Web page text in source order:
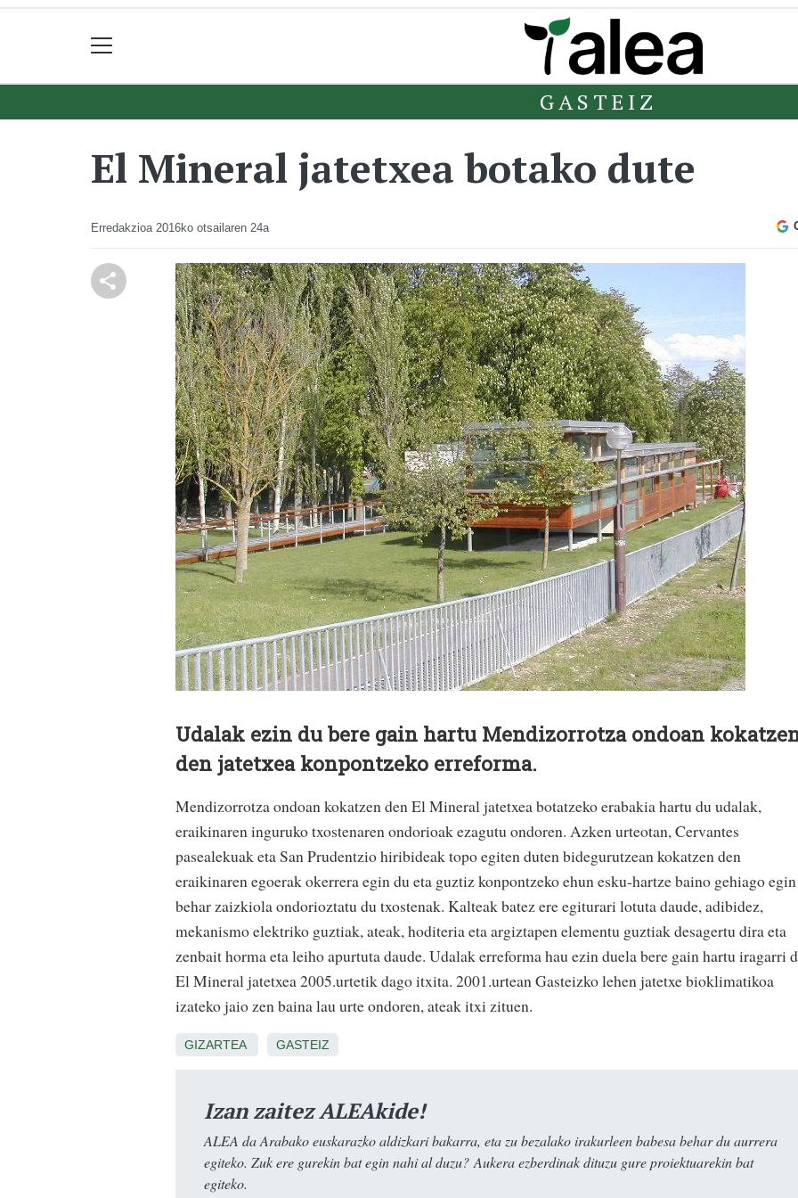
GASTEIZ
El Mineral jatetxea botako dute
Erredakzioa 2016ko otsailaren 24a
Udalak ezin du bere gain hartu Mendizorrotza ondoan
den jatetxea konpontzeko erreforma.
Mendizorrotza ondoan kokatzen den El Mineral jatetxea botatzeko erabakia hartu du udalak,
eraikinaren inguruko txostenaren ondorioak ezagutu ondoren. Azken urteotan, Cervantes
pasealekuak eta San Prudentzio hiribideak topo egiten duten bidegurutzean kokatzen den
eraikinaren egoerak okerrera egin du eta guztiz konpontzeko ehun esku-hartze baino gehiago egin
behar zaizkiola ondorioztatu du txostenak. Kalteak batez ere egiturari lotuta daude, adibidez,
mekanismo elektriko guztiak, ateak, hoditeria eta argiztapen elementu guztiak desagertu dira eta
zenbait horma eta leiho apurtuta daude. Udalak erreforma hau ezin duela bere gain hartu iragarri
El Mineral jatetxea 2005.urtetik dago itxita. 2001.urtean Gasteizko lehen jatetxe bioklimatikoa
izateko jaio zen baina lau urte ondoren, ateak itxi zituen.
GIZARTEA GASTEIZ
Izan zaitez ALEAkide!
ALEA da Arabako euskarazko aldizkari bakarra, eta zu bezalako irakurleen babesa behar du aurrera
egiteko. Zuk ere gurekin bat egin nahi al duzu? Aukera ezberdinak dituzu gure proiektuarekin bat
egiteko.